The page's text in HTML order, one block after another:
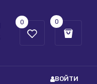
0 0
ВОЙТИ